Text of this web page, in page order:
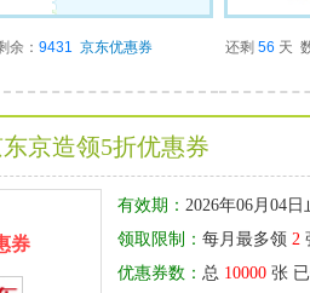
余： 9431 京东优惠券 还剩 56 天
京造领5折优惠券
券
有效期： 2026年06月04日
领取限制： 每月最多领 2
优惠券数： 总 10000 张